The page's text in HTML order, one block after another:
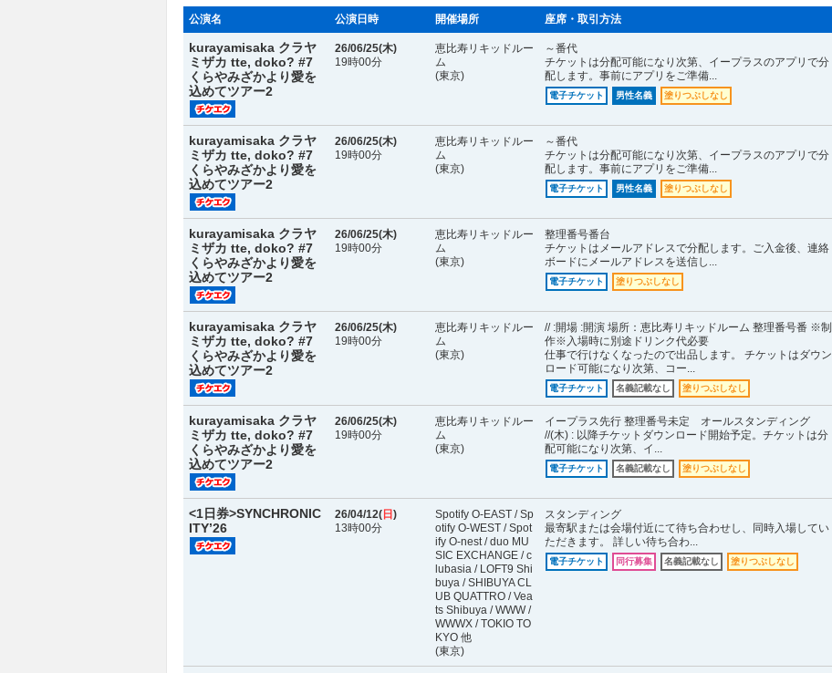
公演名 公演日時 開催場所 座席・取引方法
kurayamisaka クラヤ
ミザカ tte, doko? #7
くらやみざかより愛を
込めてツアー2
26/06/25(木)
19時00分
恵比寿リキッドルー
ム
(東京)
～番代
チケットは分配可能になり次第、イープラスのアプリで分
配します。事前にアプリをご準備...
電子チケット 男性名義 塗りつぶしなし
kurayamisaka クラヤ
ミザカ tte, doko? #7
くらやみざかより愛を
込めてツアー2
26/06/25(木)
19時00分
恵比寿リキッドルー
ム
(東京)
～番代
チケットは分配可能になり次第、イープラスのアプリで分
配します。事前にアプリをご準備...
電子チケット 男性名義 塗りつぶしなし
kurayamisaka クラヤ
ミザカ tte, doko? #7
くらやみざかより愛を
込めてツアー2
26/06/25(木)
19時00分
恵比寿リキッドルー
ム
(東京)
整理番号番台
チケットはメールアドレスで分配します。ご入金後、連絡
ボードにメールアドレスを送信し...
電子チケット 塗りつぶしなし
kurayamisaka クラヤ
ミザカ tte, doko? #7
くらやみざかより愛を
込めてツアー2
26/06/25(木)
19時00分
恵比寿リキッドルー
ム
(東京)
// :開場 :開演 場所：恵比寿リキッドルーム 整理番号番 ※制
作※入場時に別途ドリンク代必要
仕事で行けなくなったので出品します。 チケットはダウン
ロード可能になり次第、コー...
電子チケット 名義記載なし 塗りつぶしなし
kurayamisaka クラヤ
ミザカ tte, doko? #7
くらやみざかより愛を
込めてツアー2
26/06/25(木)
19時00分
恵比寿リキッドルー
ム
(東京)
イープラス先行 整理番号未定 オールスタンディング
//(木) : 以降チケットダウンロード開始予定。チケットは分
配可能になり次第、イ...
電子チケット 名義記載なし 塗りつぶしなし
<1日券>SYNCHRONIC
ITY’26
26/04/12( 日 )
13時00分
Spotify O-EAST / Sp
otify O-WEST / Spot
ify O-nest / duo MU
SIC EXCHANGE / c
lubasia / LOFT9 Shi
buya / SHIBUYA CL
UB QUATTRO / Vea
ts Shibuya / WWW /
WWWX / TOKIO TO
KYO 他
(東京)
スタンディング
最寄駅または会場付近にて待ち合わせし、同時入場してい
ただきます。 詳しい待ち合わ...
電子チケット 同行募集 名義記載なし 塗りつぶしなし